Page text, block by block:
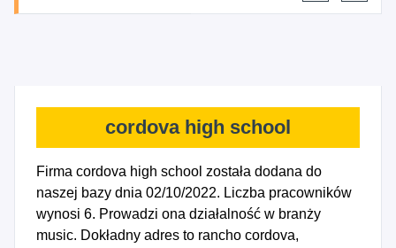
cordova high school
Firma cordova high school została dodana do
naszej bazy dnia 02/10/2022. Liczba pracowników
wynosi 6. Prowadzi ona działalność w branży
music. Dokładny adres to rancho cordova,